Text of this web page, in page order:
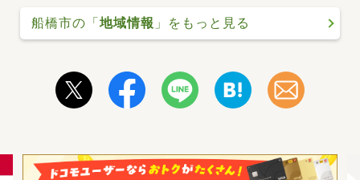
船橋市の「地域情報 」をもっと見る